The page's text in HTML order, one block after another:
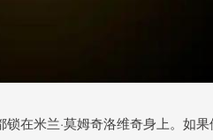
在米兰·莫姆奇洛维奇身上。如